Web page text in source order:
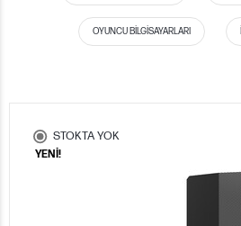
OYUNCU BILGISAYARLARI
STOKTA YOK
YENİ!